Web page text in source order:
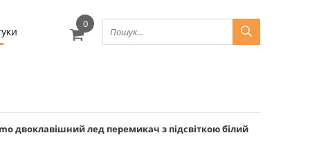
двоклавішний лед перемикач з підсвіткою білий